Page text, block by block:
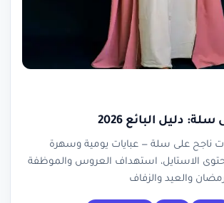
دليل البائع 2026
ناجح على سلة — عبايات يومية وسهرة
الاستايل، استهداف العروس والموظفة
والعيد والزفاف